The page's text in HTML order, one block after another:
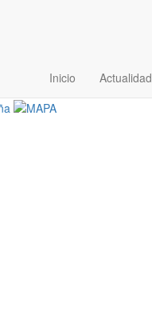
Inicio Actualidad